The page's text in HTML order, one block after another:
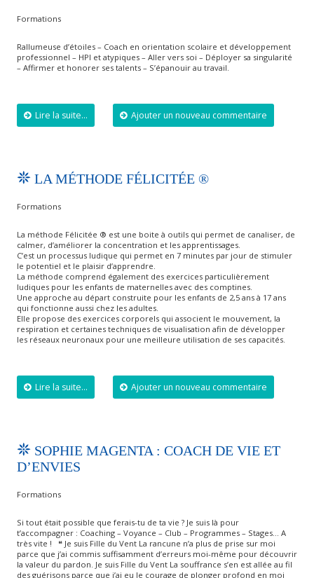
Formations
Rallumeuse d’étoiles – Coach en orientation scolaire et développement
professionnel – HPI et atypiques – Aller vers soi – Déployer sa singularité
– Affirmer et honorer ses talents – S’épanouir au travail.
Lire la suite... Ajouter un nouveau commentaire
LA MÉTHODE FÉLICITÉE ®
Formations
La méthode Félicitée ® est une boite à outils qui permet de canaliser, de
calmer, d’améliorer la concentration et les apprentissages.
C’est un processus ludique qui permet en 7 minutes par jour de stimuler
le potentiel et le plaisir d’apprendre.
La méthode comprend également des exercices particulièrement
ludiques pour les enfants de maternelles avec des comptines.
Une approche au départ construite pour les enfants de 2,5 ans à 17 ans
qui fonctionne aussi chez les adultes.
Elle propose des exercices corporels qui associent le mouvement, la
respiration et certaines techniques de visualisation afin de développer
les réseaux neuronaux pour une meilleure utilisation de ses capacités.
Lire la suite... Ajouter un nouveau commentaire
SOPHIE MAGENTA : COACH DE VIE ET
D’ENVIES
Formations
Si tout était possible que ferais-tu de ta vie ? Je suis là pour
t’accompagner : Coaching – Voyance – Club – Programmes – Stages… A
très vite ! ❝ Je suis Fille du Vent​​ La rancune n’a plus de prise sur moi
parce que j’ai commis suffisamment d’erreurs moi-même pour découvrir
la valeur du pardon. Je suis Fille du Vent​ La souffrance s’en est allée au fil
des guérisons parce que j’ai eu le courage de plonger profond en moi